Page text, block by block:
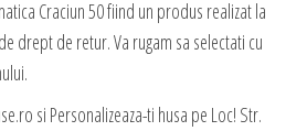
Craciun 50 fiind un produs realizat la
drept de retur. Va rugam sa selectati cu
si Personalizeaza-ti husa pe Loc! Str.